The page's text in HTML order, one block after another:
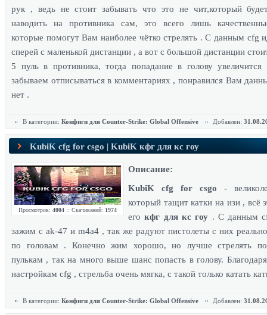
рук , ведь не стоит забывать что это не чит,который
наводить на противника сам, это всего лишь
которые помогут Вам наиболее чётко стрелять . С данным cfg
сперей с маленькой дистанции , а вот с большой дистанции
5 пуль в противника, тогда попадание в голову
забываем отписываться в комментариях , понравился Вам
нет .
В категории: Конфиги для Counter-Strike: Global Offensive Добавлен:
KubiK cfg for csgo | KubiK кфг для кс гоу
Просмотров: 4004 :: Скачиваний: 1974
Описание:
KubiK cfg for csgo -
который тащит катки на изи , всё
егокфг для кс гоу . С данным
зажим с ak-47 и m4a4 , так же радуют пистолеты с них
по головам . Конечно жим хорошо, но лучше стрелять
пулькам , так на много выше шанс попасть в голову.
настройкам cfg , стрельба очень мягка, с такой только катать
В категории: Конфиги для Counter-Strike: Global Offensive Добавлен: